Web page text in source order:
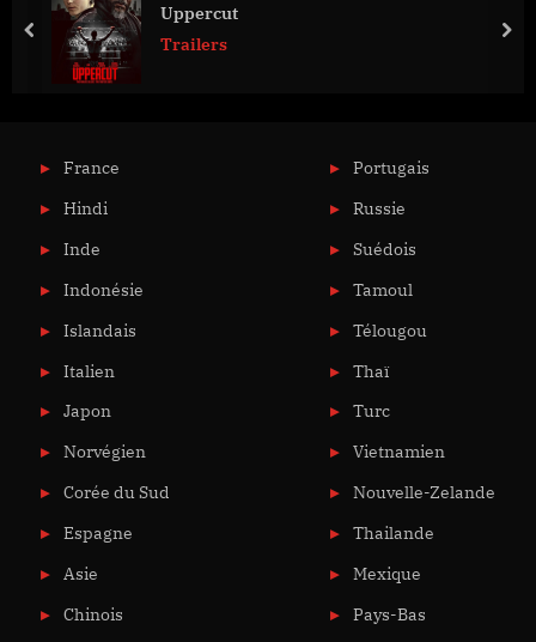
Uppercut
Trailers
prev
France
Hindi
Inde
Indonésie
Islandais
Italien
Japon
Norvégien
Corée du Sud
Espagne
Asie
Chinois
Portugais
Russie
Suédois
Tamoul
Télougou
Thaï
Turc
Vietnamien
Nouvelle-Zelande
Thailande
Mexique
Pays-Bas